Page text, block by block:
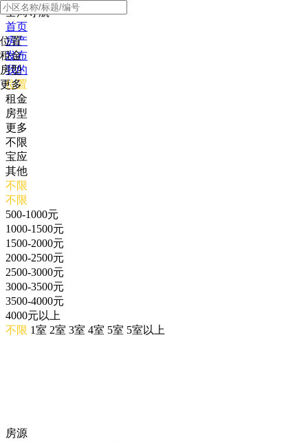
全局导航
首页
房产
发布
我的
位置
租金
房型
更多
位置
租金
房型
更多
不限
宝应
其他
不限
不限
500-1000元
1000-1500元
1500-2000元
2000-2500元
2500-3000元
3000-3500元
3500-4000元
4000元以上
不限 1室 2室 3室 4室 5室 5室以上
房源